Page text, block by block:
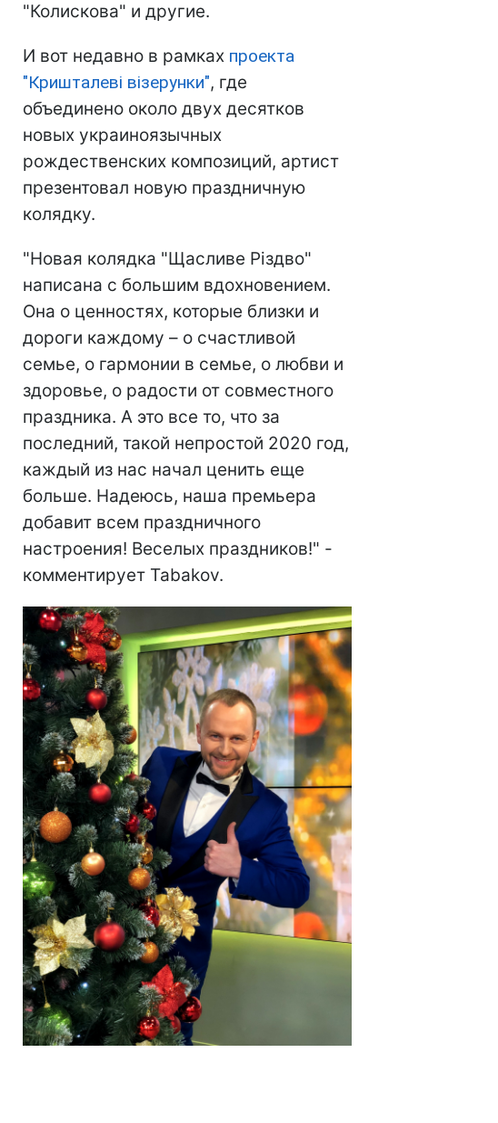
"Колискова" и другие.
И вот недавно в рамках проекта
"Кришталеві візерунки", где
объединено около двух десятков
новых украиноязычных
рождественских композиций, артист
презентовал новую праздничную
колядку.
"Новая колядка "Щасливе Різдво"
написана с большим вдохновением.
Она о ценностях, которые близки и
дороги каждому – о счастливой
семье, о гармонии в семье, о любви и
здоровье, о радости от совместного
праздника. А это все то, что за
последний, такой непростой 2020 год,
каждый из нас начал ценить еще
больше. Надеюсь, наша премьера
добавит всем праздничного
настроения! Веселых праздников!" -
комментирует Tabakov.